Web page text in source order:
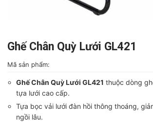
Ghế Chân Quỳ Lưới GL421
Mã sản phẩm:
Ghế Chân Quỳ Lưới GL421 thuộc dòng
tựa lưới cao cấp.
Tựa bọc vải lưới đàn hồi thông thoáng,
ngồi lâu.